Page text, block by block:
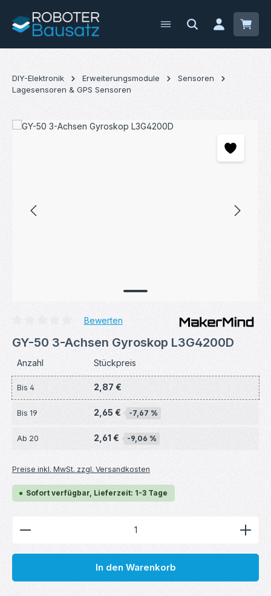
Zum Hauptinhalt springen
DIY-Elektronik Erweiterungsmodule
Sensoren
Lagesensoren & GPS Sensoren
Bildergalerie überspringen
Bewerten
GY-50 3-Achsen Gyroskop L3G4200D
Anzahl Stückpreis
Bis 4 2,87 €
Bis 19 2,65 € -7,67 %
Ab 20 2,61 € -9,06 %
Preise inkl. MwSt. zzgl. Versandkosten
Sofort verfügbar, Lieferzeit: 1-3 Tage
Produkt Anzahl: Gib den gewünschten Wert ein
In den Warenkorb